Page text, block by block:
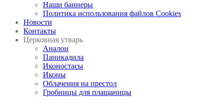
Наши баннеры
Политика использования файлов Cookies
Новости
Контакты
Церковная утварь
Аналои
Паникадила
Иконостасы
Иконы
Облачения на престол
Гробницы для плащаницы